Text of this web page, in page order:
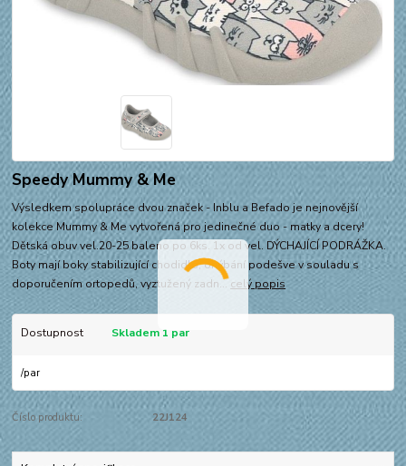
Speedy Mummy & Me
Výsledkem spolupráce dvou značek - Inblu a Befado je nejnovější
kolekce Mummy & Me vytvořená pro jedinečné duo - matky a dcery!
Dětská obuv vel.20-25 baleno po 6ks. 1x od vel. DÝCHAJÍCÍ PODRÁŽKA.
Boty mají boky stabilizující chodidlo, ohýbání podešve v souladu s
doporučením ortopedů, vyztužený zadn...celý popis
Dostupnost Skladem 1 par
/par
Číslo produktu: 22J124